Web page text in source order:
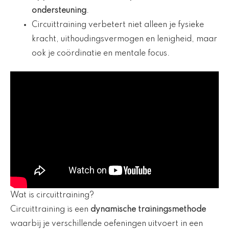
ondersteuning.
Circuittraining verbetert niet alleen je fysieke
kracht, uithoudingsvermogen en lenigheid, maar
ook je coördinatie en mentale focus.
Wat is circuittraining?
Circuittraining is een dynamische trainingsmethode
waarbij je verschillende oefeningen uitvoert in een